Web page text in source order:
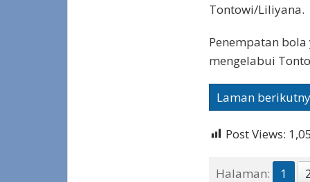
Tontowi/Liliyana.
Penempatan
mengelabui
Laman
Post Views:
Halaman: 1